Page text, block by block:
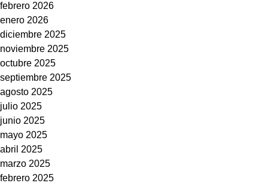
febrero 2026
enero 2026
diciembre 2025
noviembre 2025
octubre 2025
septiembre 2025
agosto 2025
julio 2025
junio 2025
mayo 2025
abril 2025
marzo 2025
febrero 2025